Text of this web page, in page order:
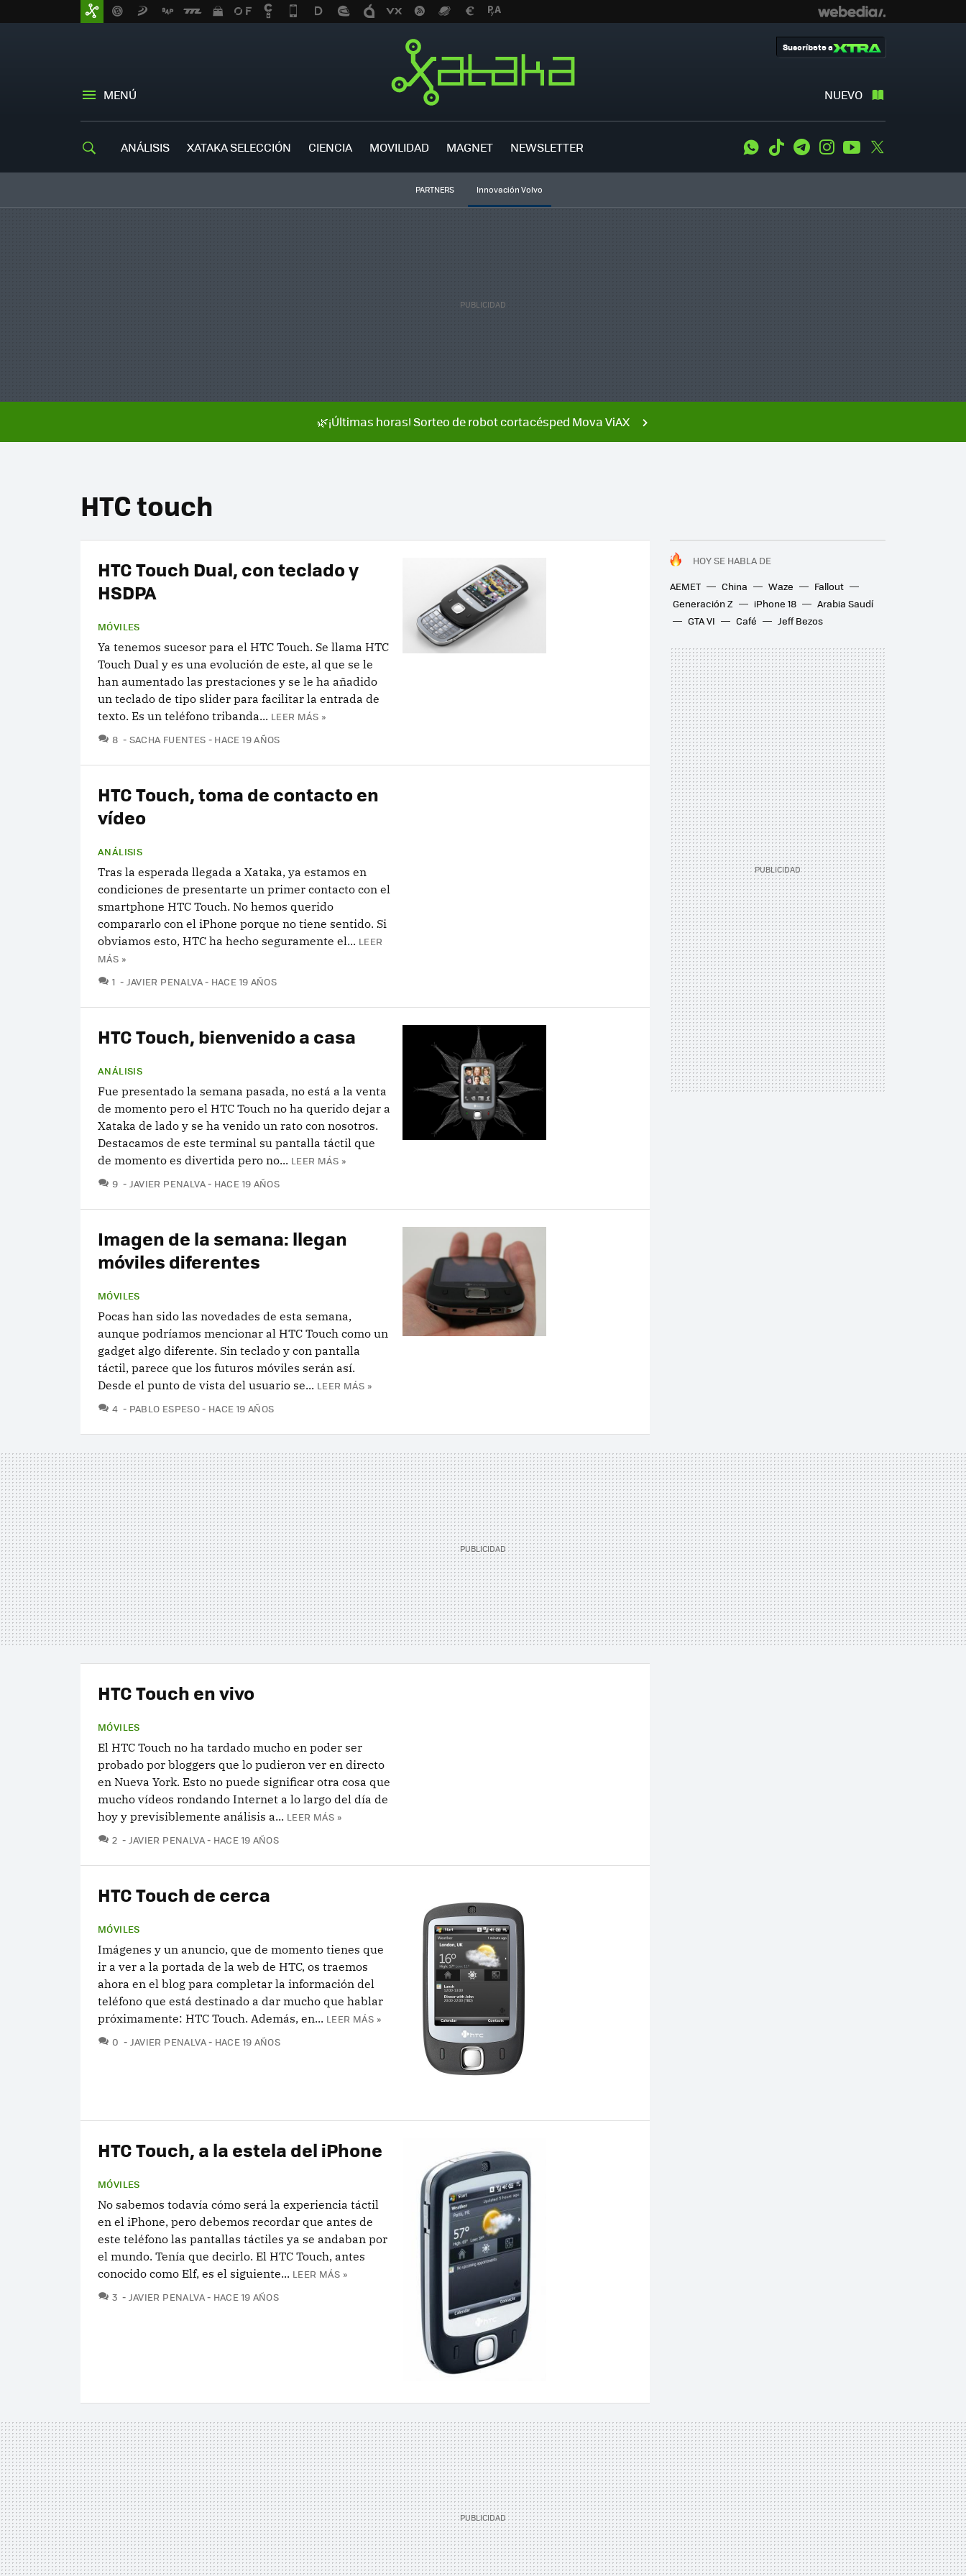
MENÚ NUEVO
Suscríbete a
ANÁLISIS XATAKA SELECCIÓN CIENCIA MOVILIDAD MAGNET NEWSLETTER WhatsApp
Tiktok TelegramInstagramYoutube
PARTNERS Innovación Volvo
🌿¡Últimas horas! Sorteo de robot cortacésped Mova ViAX
HTC touch
HOY SE HABLA DE
AEMET
China Waze
Fallout
Generación Z
iPhone 18
Arabia Saudí
GTA VI
Café Jeff Bezos
HTC Touch Dual, con teclado y
HSDPA
MÓVILES
Ya tenemos sucesor para el HTC Touch. Se llama HTC
Touch Dual y es una evolución de este, al que se le
han aumentado las prestaciones y se le ha añadido
un teclado de tipo slider para facilitar la entrada de
texto. Es un teléfono tribanda... LEER MÁS »
8 COMENTARIOS
SACHA FUENTES HACE 19 AÑOS
HTC Touch, toma de contacto en
vídeo
ANÁLISIS
Tras la esperada llegada a Xataka, ya estamos en
condiciones de presentarte un primer contacto con el
smartphone HTC Touch. No hemos querido
compararlo con el iPhone porque no tiene sentido. Si
obviamos esto, HTC ha hecho seguramente el... LEER
MÁS »
1 COMENTARIOS
JAVIER PENALVA HACE 19 AÑOS
HTC Touch, bienvenido a casa
ANÁLISIS
Fue presentado la semana pasada, no está a la venta
de momento pero el HTC Touch no ha querido dejar a
Xataka de lado y se ha venido un rato con nosotros.
Destacamos de este terminal su pantalla táctil que
de momento es divertida pero no... LEER MÁS »
9 COMENTARIOS
JAVIER PENALVA HACE 19 AÑOS
Imagen de la semana: llegan
móviles diferentes
MÓVILES
Pocas han sido las novedades de esta semana,
aunque podríamos mencionar al HTC Touch como un
gadget algo diferente. Sin teclado y con pantalla
táctil, parece que los futuros móviles serán así.
Desde el punto de vista del usuario se... LEER MÁS »
4 COMENTARIOS
PABLO ESPESO HACE 19 AÑOS
HTC Touch en vivo
MÓVILES
El HTC Touch no ha tardado mucho en poder ser
probado por bloggers que lo pudieron ver en directo
en Nueva York. Esto no puede significar otra cosa que
mucho vídeos rondando Internet a lo largo del día de
hoy y previsiblemente análisis a... LEER MÁS »
2 COMENTARIOS
JAVIER PENALVA HACE 19 AÑOS
HTC Touch de cerca
MÓVILES
Imágenes y un anuncio, que de momento tienes que
ir a ver a la portada de la web de HTC, os traemos
ahora en el blog para completar la información del
teléfono que está destinado a dar mucho que hablar
próximamente: HTC Touch. Además, en... LEER MÁS »
0 COMENTARIOS
JAVIER PENALVA HACE 19 AÑOS
HTC Touch, a la estela del iPhone
MÓVILES
No sabemos todavía cómo será la experiencia táctil
en el iPhone, pero debemos recordar que antes de
este teléfono las pantallas táctiles ya se andaban por
el mundo. Tenía que decirlo. El HTC Touch, antes
conocido como Elf, es el siguiente... LEER MÁS »
3 COMENTARIOS
JAVIER PENALVA HACE 19 AÑOS